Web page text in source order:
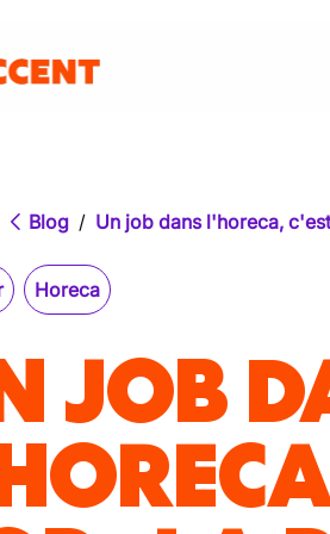
Blog / Un job dans l'horeca,
Horeca
JOB